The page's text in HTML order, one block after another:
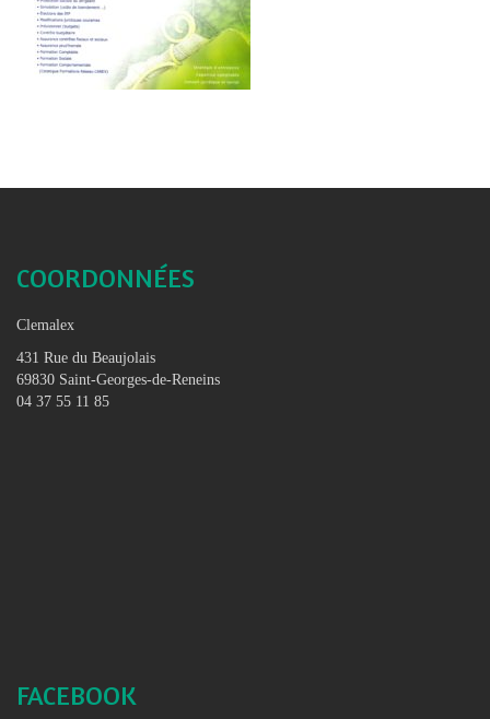
COORDONNÉES
Clemalex
431 Rue du Beaujolais
69830 Saint-Georges-de-Reneins
04 37 55 11 85
FACEBOOK